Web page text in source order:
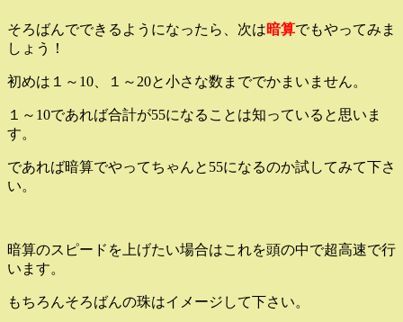
そろばんでできるようになったら、次は暗算でもやってみま
しょう！
初めは１～10、１～20と小さな数まででかまいません。
１～10であれば合計が55になることは知っていると思いま
す。
であれば暗算でやってちゃんと55になるのか試してみて下さ
い。
暗算のスピードを上げたい場合はこれを頭の中で超高速で行
います。
もちろんそろばんの珠はイメージして下さい。